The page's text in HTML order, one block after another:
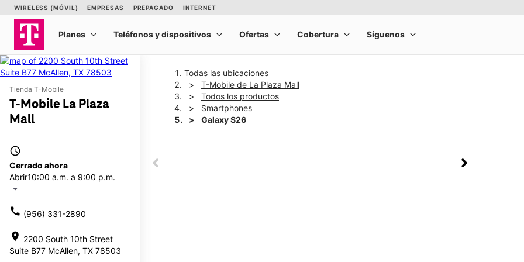
Tienda T-Mobile
T-Mobile La Plaza
Mall
access_time
Cerrado ahora
Abrir10:00 a.m. a 9:00 p.m.
arrow_drop_down
call (956) 331-2890
location_on 2200 South 10th Street
Suite B77 McAllen, TX 78503
Todas las ubicaciones
T-Mobile de La Plaza Mall
Todos los productos
Smartphones
Galaxy S26
This carousel shows one large product image at a time. Use the Previous and Next buttons